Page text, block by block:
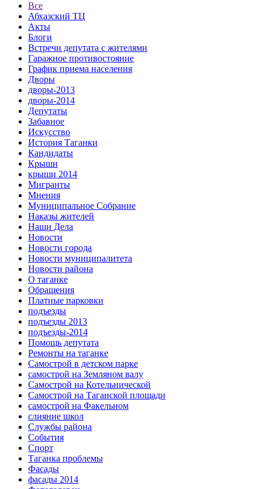
Все
Абхазский ТЦ
Акты
Блоги
Встречи депутата с жителями
Гаражное противостояние
График приема населения
Дворы
дворы-2013
дворы-2014
Депутаты
Забавное
Искусство
История Таганки
Кандидаты
Крыши
крыши 2014
Мигранты
Мнения
Муниципальное Собрание
Наказы жителей
Наши Дела
Новости
Новости города
Новости муниципалитета
Новости района
О таганке
Обращения
Платные парковки
подъезды
подъезды 2013
подъезды-2014
Помощь депутата
Ремонты на таганке
Самострой в детском парке
самострой на Земляном валу
Самострой на Котельнической
Самострой на Таганской площади
самострой на Факельном
слияние школ
Службы района
События
Спорт
Таганка проблемы
Фасады
фасады 2014